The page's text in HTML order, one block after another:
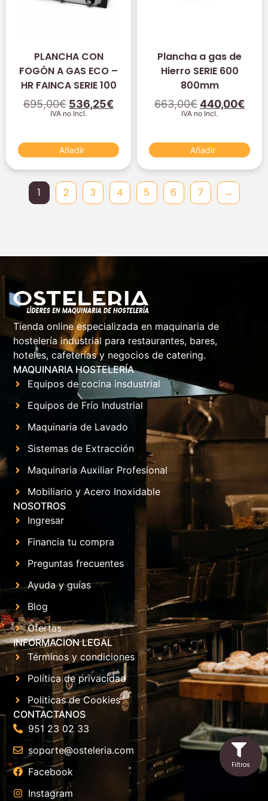
PLANCHA CON
FOGÓN A GAS ECO –
HR FAINCA SERIE 100
695,00€ 536,25€
IVA no Incl.
Añadir
Plancha a gas de
Hierro SERIE 600
800mm
663,00€440,00€
IVA no Incl.
Añadir
1 2 3 4 5 6 7 →
Tienda online especializada en maquinaria de
hostelería industrial para restaurantes, bares,
hoteles, cafeterías y negocios de catering.
MAQUINARIA HOSTELERÍA
Equipos de cocina insdustrial
Equipos de Frío Industrial
Maquinaria de Lavado
Sistemas de Extracción
Maquinaria Auxiliar Profesional
Mobiliario y Acero Inoxidable
NOSOTROS
Ingresar
Financia tu compra
Preguntas frecuentes
Ayuda y guías
Blog
Ofertas
INFORMACION LEGAL
Términos y condiciones
Política de privacidad
Politicas de Cookies
CONTACTANOS
951 23 02 33
soporte@osteleria.com
Facebook
Instagram